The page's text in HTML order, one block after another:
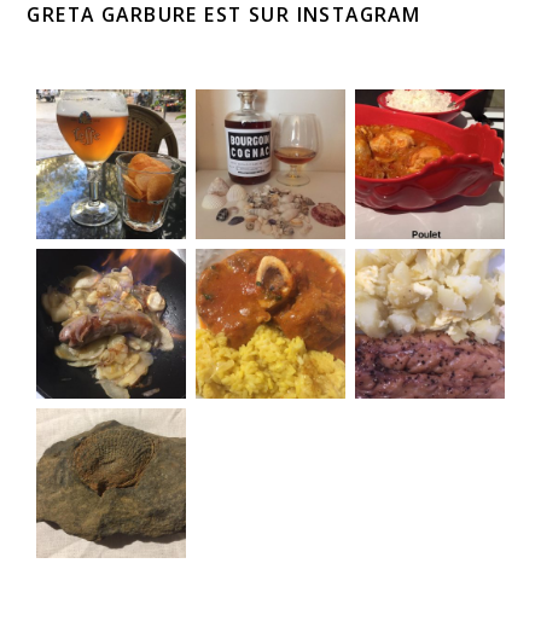
GRETA GARBURE EST SUR INSTAGRAM